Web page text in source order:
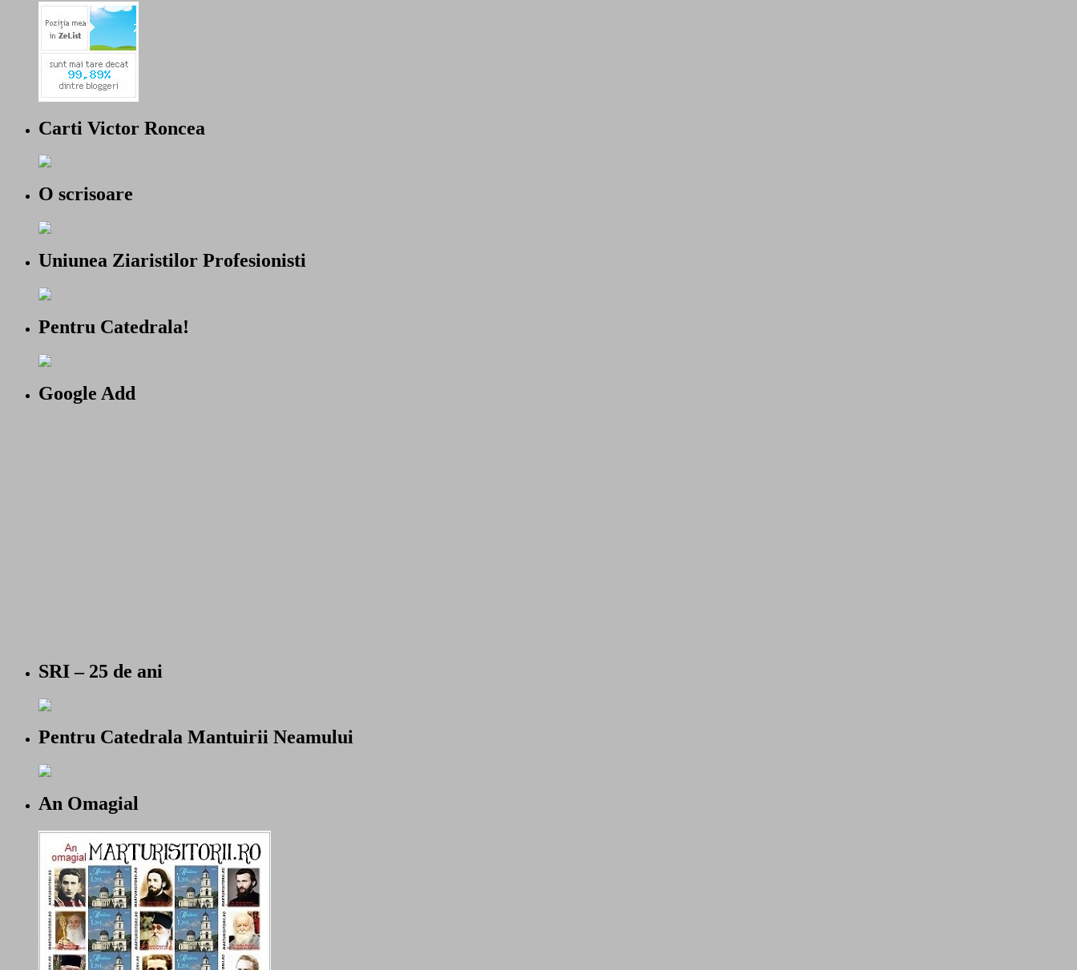
Carti Victor Roncea
O scrisoare
Uniunea Ziaristilor Profesionisti
Pentru Catedrala!
Google Add
SRI – 25 de ani
Pentru Catedrala Mantuirii Neamului
An Omagial